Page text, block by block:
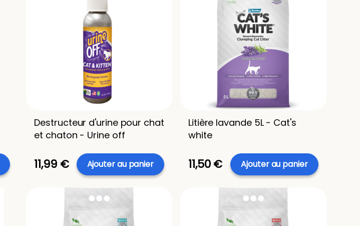
Destructeur d'urine pour chat
et chaton - Urine off
11,99 € Ajouter au panier
Litière lavande 5L - Cat's
white
11,50 € Ajouter au panier